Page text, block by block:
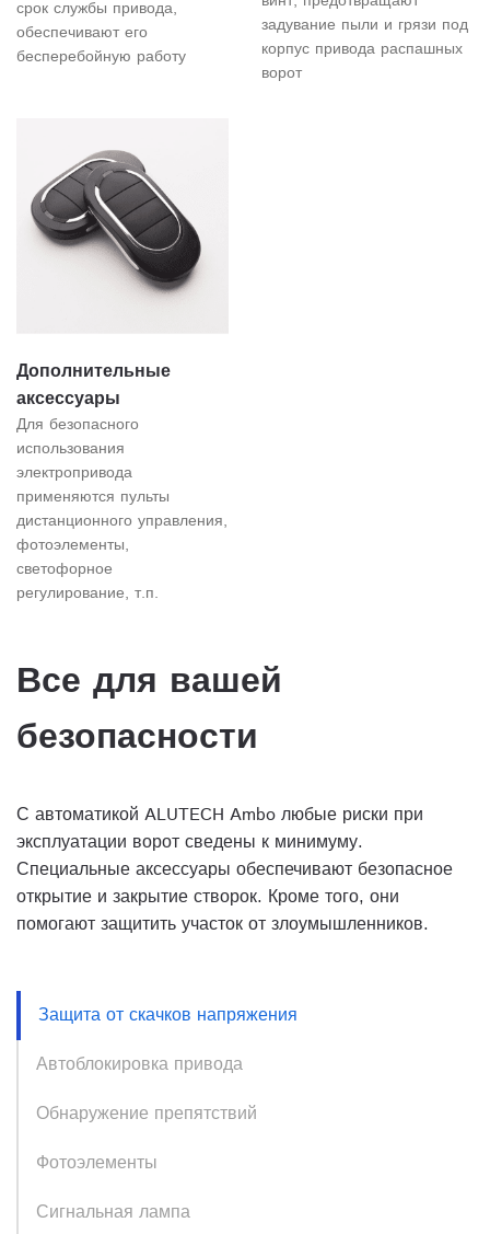
срок службы привода,
обеспечивают его
бесперебойную работу
задувание пыли и грязи под
корпус привода распашных
ворот
Дополнительные
аксессуары
Для безопасного
использования
электропривода
применяются пульты
дистанционного управления,
фотоэлементы,
светофорное
регулирование, т.п.
Все для вашей
безопасности
С автоматикой ALUTECH Ambo любые риски при
эксплуатации ворот сведены к минимуму.
Специальные аксессуары обеспечивают безопасное
открытие и закрытие створок. Кроме того, они
помогают защитить участок от злоумышленников.
Защита от скачков напряжения
Автоблокировка привода
Обнаружение препятствий
Фотоэлементы
Сигнальная лампа